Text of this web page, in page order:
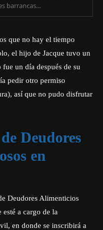
barrancas...
que no hay el tiempo
el hijo de Jacque tuvo un
un día después de su
pedir otro permiso
así que no pudo disfrutar
Deudores
en
Deudores Alimenticios
a cargo de la
en donde se inscribirá a